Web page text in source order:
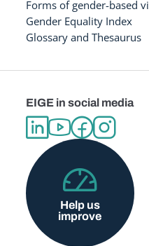
Forms of gender-based
Gender Equality Index
Glossary and Thesaurus
EIGE in social media
Help us
improve